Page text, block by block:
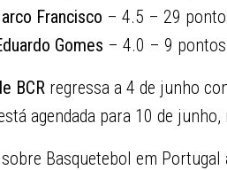
Francisco – 4.5 – 29
Gomes – 4.0 – 9
BCR regressa a 4 de junho
agendada para 10 de
Basquetebol em